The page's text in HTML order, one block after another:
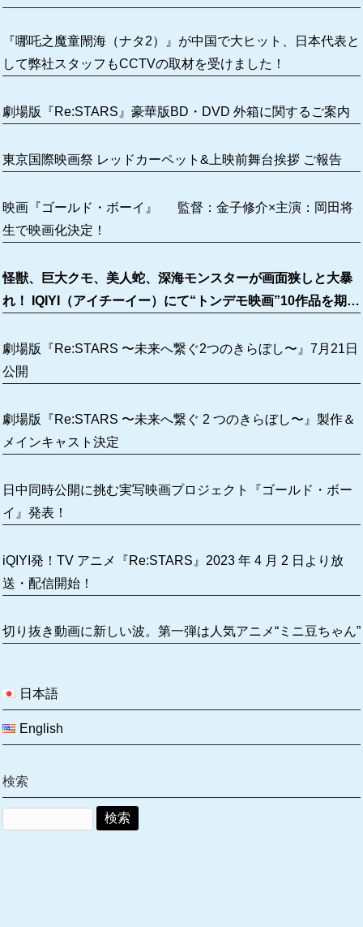
『哪吒之魔童閙海（ナタ2）』が中国で大ヒット、日本代表と
して弊社スタッフもCCTVの取材を受けました！
劇場版『Re:STARS』豪華版BD・DVD 外箱に関するご案内
東京国際映画祭 レッドカーペット&上映前舞台挨拶 ご報告
映画『ゴールド・ボーイ』 監督：金子修介×主演：岡田将
生で映画化決定！
怪獣、巨大クモ、美人蛇、深海モンスターが画面狭しと大暴
れ！ IQIYI（アイチーイー）にて“トンデモ映画”10作品を期間
劇場版『Re:STARS 〜未来へ繋ぐ2つのきらぼし〜』7月21日
公開
劇場版『Re:STARS 〜未来へ繋ぐ 2 つのきらぼし〜』製作＆
メインキャスト決定
日中同時公開に挑む実写映画プロジェクト『ゴールド・ボー
イ』発表！
iQIYI発！TV アニメ『Re:STARS』2023 年 4 月 2 日より放
送・配信開始！
切り抜き動画に新しい波。第一弾は人気アニメ“ミニ豆ちゃん”
日本語
English
検索